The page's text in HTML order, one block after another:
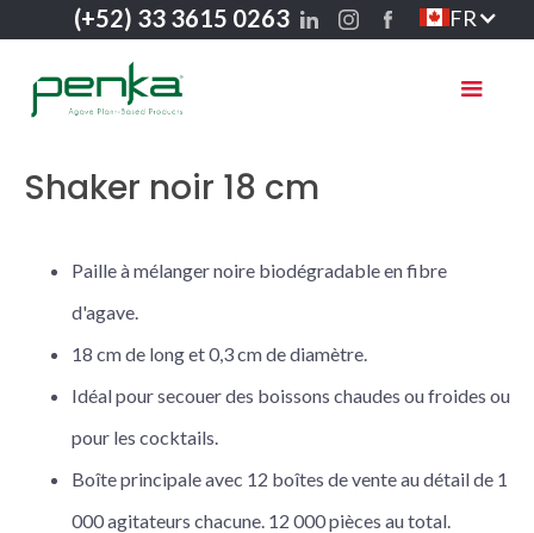
(+52) 33 3615 0263 FR
Shaker noir 18 cm
Paille à mélanger noire biodégradable en fibre
d'agave.
18 cm de long et 0,3 cm de diamètre.
Idéal pour secouer des boissons chaudes ou froides ou
pour les cocktails.
Boîte principale avec 12 boîtes de vente au détail de 1
000 agitateurs chacune. 12 000 pièces au total.